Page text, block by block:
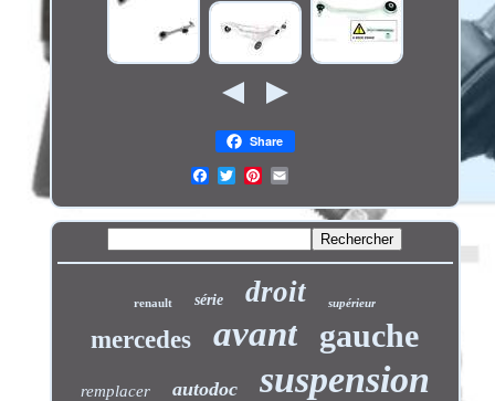
Share
renault série droit supérieur
mercedes avant gauche
remplacer autodoc suspension